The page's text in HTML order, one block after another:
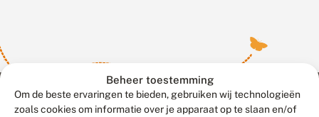
Beheer toestemming
Om de beste ervaringen te bieden, gebruiken wij technologieën
zoals cookies om informatie over je apparaat op te slaan en/of